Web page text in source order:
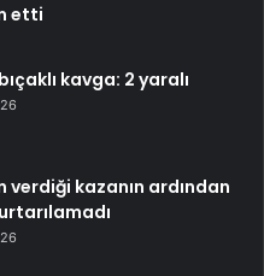
etti
kavga: 2 yaralı
verdiği kazanın ardından